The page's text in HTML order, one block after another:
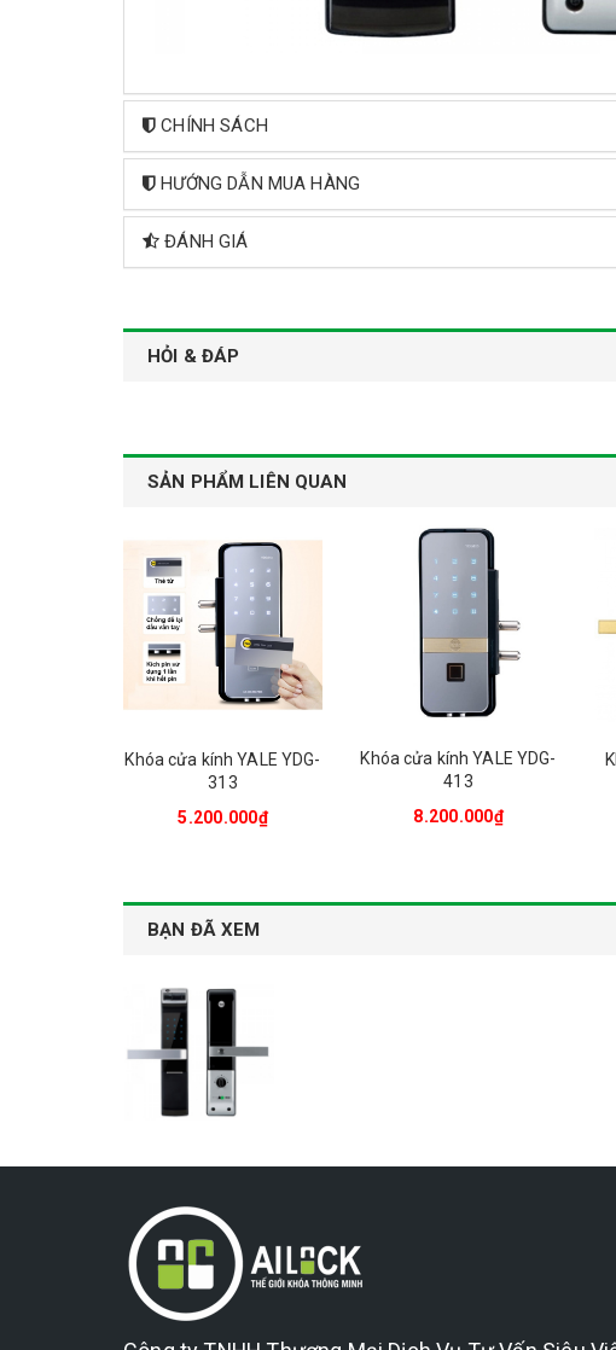
CHÍNH SÁCH
HƯỚNG DẪN MUA HÀNG
ĐÁNH GIÁ
HỎI & ĐÁP
SẢN PHẨM LIÊN QUAN
Khóa cửa kính YALE YDG-
313
5.200.000₫
Khóa cửa kính YALE YDG-
413
8.200.000₫
BẠN ĐÃ XEM